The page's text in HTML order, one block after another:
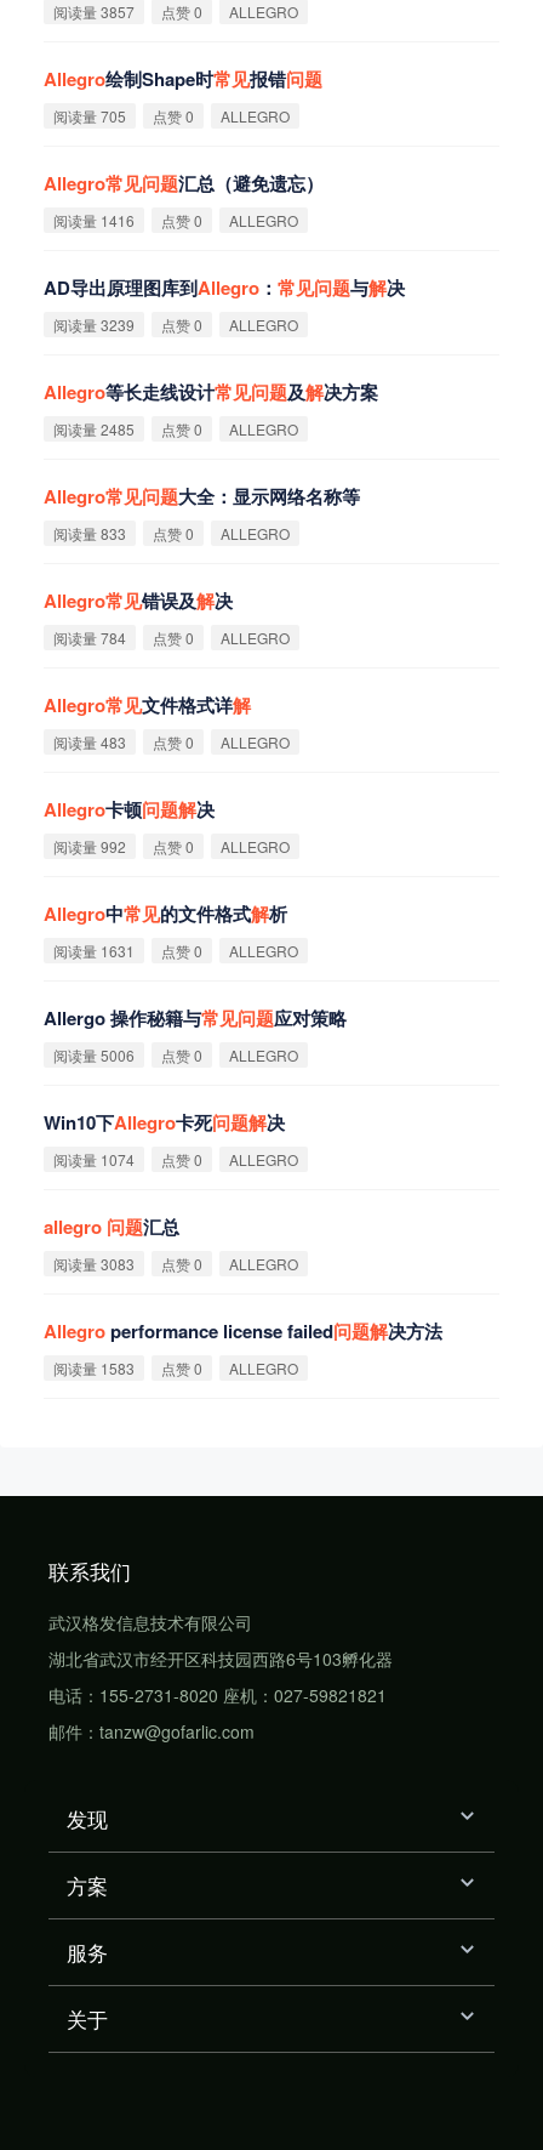
阅读量 3857 点赞 0 ALLEGRO
Allegro绘制Shape时常见报错问题
阅读量 705 点赞 0 ALLEGRO
Allegro常见问题汇总（避免遗忘）
阅读量 1416 点赞 0 ALLEGRO
AD导出原理图库到Allegro ： 常见问题与解决
阅读量 3239 点赞 0 ALLEGRO
Allegro等长走线设计常见问题及解决方案
阅读量 2485 点赞 0 ALLEGRO
Allegro常见问题大全：显示网络名称等
阅读量 833 点赞 0 ALLEGRO
Allegro常见错误及解决
阅读量 784 点赞 0 ALLEGRO
Allegro常见文件格式详解
阅读量 483 点赞 0 ALLEGRO
Allegro卡顿问题解决
阅读量 992 点赞 0 ALLEGRO
Allegro中常见的文件格式解析
阅读量 1631 点赞 0 ALLEGRO
Allergo 操作秘籍与常见问题应对策略
阅读量 5006 点赞 0 ALLEGRO
Win10下Allegro卡死问题解决
阅读量 1074 点赞 0 ALLEGRO
allegro 问题汇总
阅读量 3083 点赞 0 ALLEGRO
Allegroperformance license failed问题解决方法
阅读量 1583 点赞 0 ALLEGRO
联系我们
武汉格发信息技术有限公司
湖北省武汉市经开区科技园西路6号103孵化器
电话：155-2731-8020 座机：027-59821821
邮件：tanzw@gofarlic.com
发现
方案
服务
关于